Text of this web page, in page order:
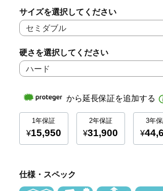
サイズを選択してください
硬さを選択してください
仕様・スペック